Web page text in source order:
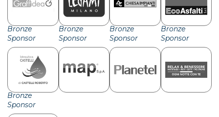
Bronze
Sponsor
Bronze
Sponsor
Bronze
Sponsor
Bronze
Sponsor
Bronze
Sponsor